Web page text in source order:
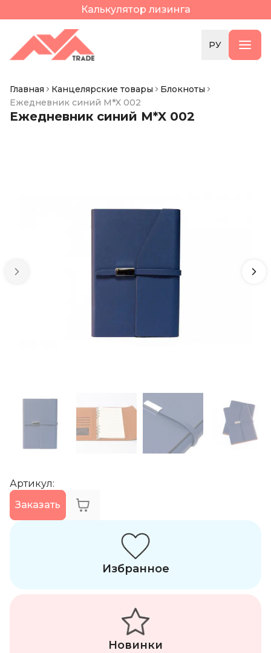
Калькулятор лизинга
РУ
Главная Канцелярские товары
Блокноты
Ежедневник синий M*X 002
Ежедневник синий M*X 002
Артикул:
Заказать
Избранное
Новинки